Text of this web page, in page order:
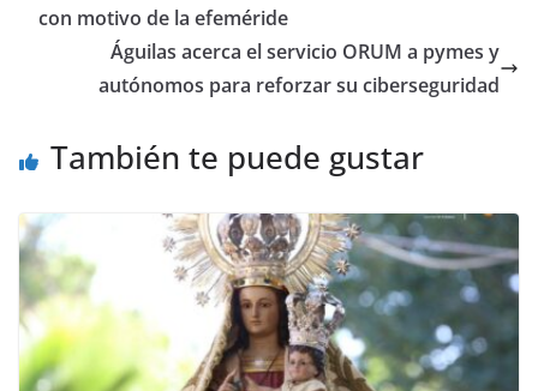
con motivo de la efeméride
Águilas acerca el servicio ORUM a pymes y
autónomos para reforzar su ciberseguridad
También te puede gustar